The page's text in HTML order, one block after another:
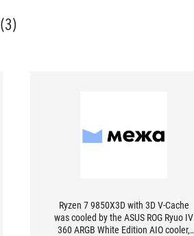
(3)
Ryzen 7 9850X3D with 3D V-Cache
was cooled by the ASUS ROG Ryuo IV
360 ARGB White Edition AIO cooler,